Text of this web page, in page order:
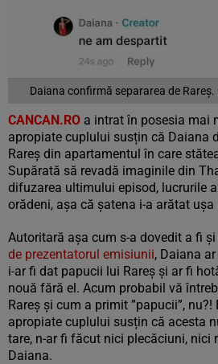
Daiana confirmă separarea de Rareș.
CANCAN.RO a intrat în posesia mai
apropiate cuplului susțin că Daiana
Rareș din apartamentul în care
Supărată să revadă imaginile din
difuzarea ultimului episod, lucrurile
orădeni, așa că șatena i-a arătat ușa
Autoritară așa cum s-a dovedit a fi și
de prezentatorul emisiunii, Daiana
i-ar fi dat papucii lui Rareș și ar fi
nouă fără el. Acum probabil vă
Rareș și cum a primit ”papucii”, nu?!
apropiate cuplului susțin că acesta
tare, n-ar fi făcut nici plecăciuni, nici
Daiana.